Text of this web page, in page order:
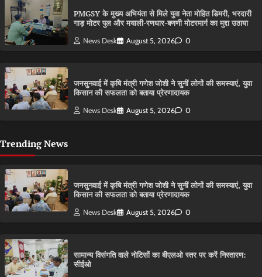
PMGSY के मुख्य अभियंता से मिले युवा नेता मोहित डिमरी, भरदारी
गाड़ मोटर पुल और मयाली-रणधार-बणणी मोटरमार्ग का मुद्दा उठाया
News Desk August 5, 2026 0
जनसुनवाई में कृषि मंत्री गणेश जोशी ने सुनीं लोगों की समस्याएं, युवा
किसान की सफलता को बताया प्रेरणादायक
News Desk August 5, 2026 0
Trending News
जनसुनवाई में कृषि मंत्री गणेश जोशी ने सुनीं लोगों की समस्याएं, युवा
किसान की सफलता को बताया प्रेरणादायक
News Desk August 5, 2026 0
सामान्य विसंगति वाले नोटिसों का बीएलओ स्तर पर करें निस्तारण:
सीईओ